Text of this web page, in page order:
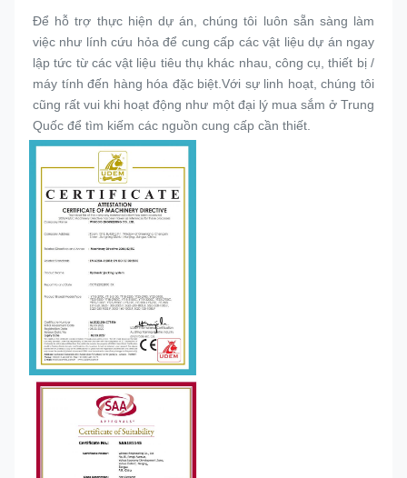
Để hỗ trợ thực hiện dự án, chúng tôi luôn sẵn sàng làm
việc như lính cứu hỏa để cung cấp các vật liệu dự án ngay
lập tức từ các vật liệu tiêu thụ khác nhau, công cụ, thiết bị /
máy tính đến hàng hóa đặc biệt.Với sự linh hoạt, chúng tôi
cũng rất vui khi hoạt động như một đại lý mua sắm ở Trung
Quốc để tìm kiếm các nguồn cung cấp cần thiết.